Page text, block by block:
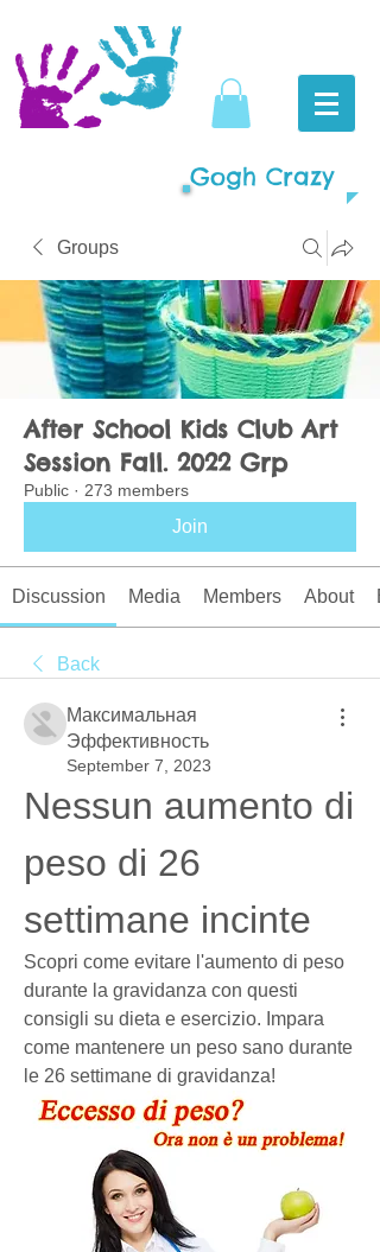
Gogh Crazy
Groups
After School Kids Club Art
Session Fall. 2022 Grp
Public · 273 members
Join
Discussion Media Members About
Back
Максимальная
Эффективность
September 7, 2023
Nessun aumento di
peso di 26
settimane incinte
Scopri come evitare l'aumento di peso
durante la gravidanza con questi
consigli su dieta e esercizio. Impara
come mantenere un peso sano durante
le 26 settimane di gravidanza!